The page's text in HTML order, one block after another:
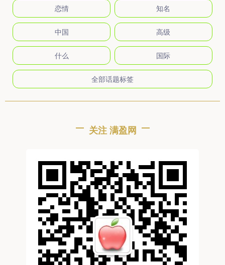
恋情 知名
中国 高级
什么 国际
全部话题标签
关注 满盈网